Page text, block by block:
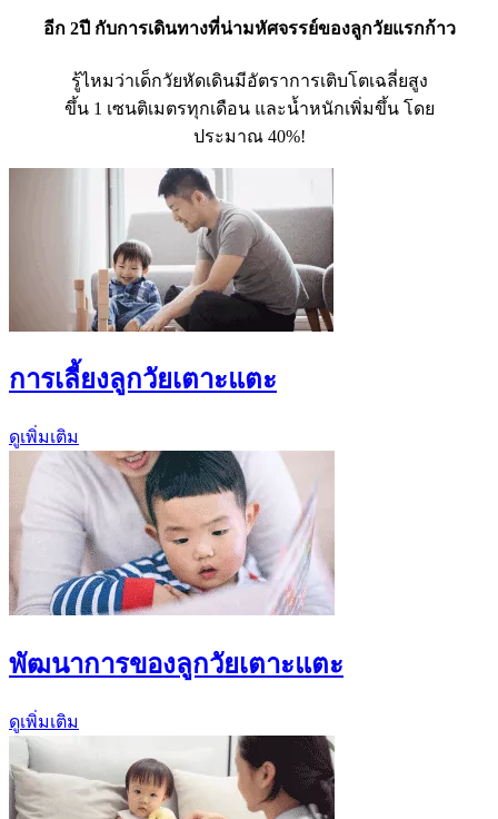
อีก 2ปี กับการเดินทางที่น่ามหัศจรรย์ของลูกวัยแรกก้าว​
รู้ไหมว่าเด็กวัยหัดเดินมีอัตราการเติบโตเฉลี่ยสูง
ขึ้น 1 เซนติเมตรทุกเดือน และน้ำหนักเพิ่มขึ้น โดย
ประมาณ 40%!
การเลี้ยงลูกวัยเตาะแตะ
ดูเพิ่มเติม
พัฒนาการของลูกวัยเตาะแตะ
ดูเพิ่มเติม